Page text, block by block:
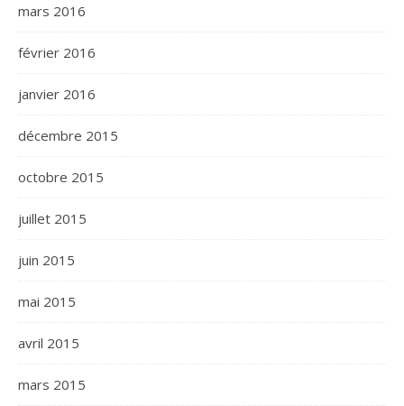
mars 2016
février 2016
janvier 2016
décembre 2015
octobre 2015
juillet 2015
juin 2015
mai 2015
avril 2015
mars 2015